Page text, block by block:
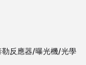
反應器/曝光機/光學